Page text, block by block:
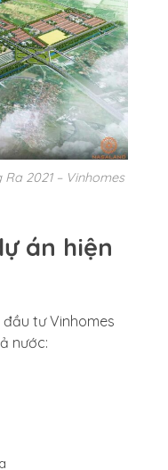
2021 – Vinhomes
án hiện
tư Vinhomes
nước: